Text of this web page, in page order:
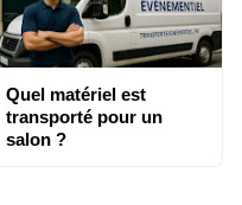
Quel matériel est
transporté pour un
salon ?